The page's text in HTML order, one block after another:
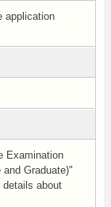
application
Examination
Graduate)"
details about